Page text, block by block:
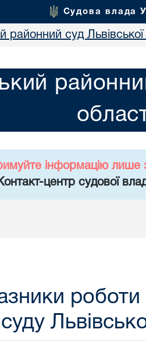
Судова влада
районний суд Львівської
інформацію лише
центр судової